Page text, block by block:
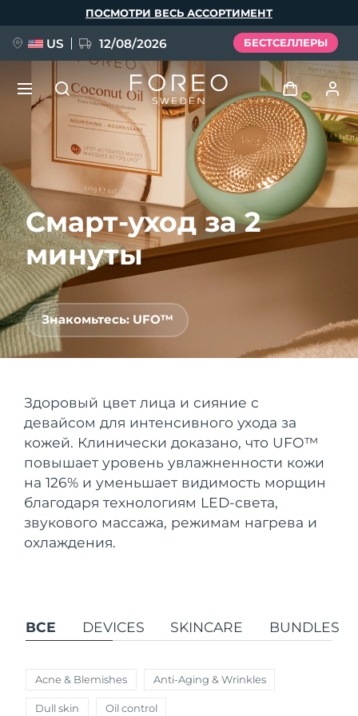
Смарт-уход за 2
минуты
Знакомьтесь: UFO™
Здоровый цвет лица и сияние с
девайсом для интенсивного ухода за
кожей. Клинически доказано, что UFO™
повышает уровень увлажненности кожи
на 126% и уменьшает видимость морщин
благодаря технологиям LED-света,
звукового массажа, режимам нагрева и
охлаждения.
ВСЕ DEVICES SKINCARE BUNDLES
Acne & Blemishes Anti-Aging & Wrinkles
Dull skin Oil control
ПОСМОТРИ ВЕСЬ АССОРТИМЕНТ
US 12/08/2026 БЕСТСЕЛЛЕРЫ
Войти
Профиль пользователя
Мои приборы
Мои подписки
НОВИНКА
FAQ™ Pure Beauty-Tech Elixir
BREAKING NEWS
issa™ Teeth Whitening Set
FAQ™ Dual LED Panel
ПОДАРКИ И НАБОРЫ
Специальные
Язык
English Deutsch
Español
Français
Italiano
Português
Polski
Svenska
Türkçe
简体中文
Страна доставки
Соединенные
Штаты
Ожидаемая дата доставки
12/08/2026
Великобритания
Ожидаемая дата доставки
Испания
Ожидаемая дата доставки
11/08/2026
Канада